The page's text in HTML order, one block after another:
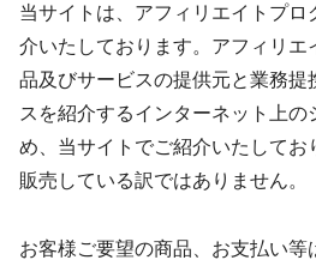
当サイトは、アフィリエイトプロ
介いたしております。アフィリエ
品及びサービスの提供元と業務提
スを紹介するインターネット上の
め、当サイトでご紹介いたしてお
販売している訳ではありません。
お客様ご要望の商品、お支払い等